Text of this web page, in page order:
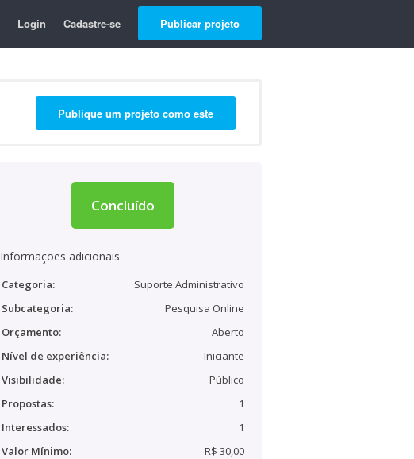
Login Cadastre-se Publicar projeto
Publique um projeto como este
Concluído
Informações adicionais
Categoria:
Suporte Administrativo
Subcategoria:
Pesquisa Online
Orçamento:
Aberto
Nível de experiência:
Iniciante
Visibilidade:
Público
Propostas:
1
Interessados:
1
Valor Mínimo:
R$ 30,00